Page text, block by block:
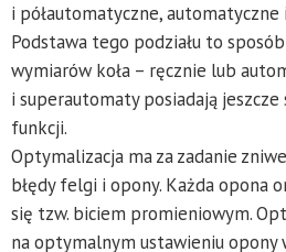
i półautomatyczne,
Podstawa tego podziału to
wymiarów koła – ręcznie lub
i superautomaty posiadają
funkcji.
Optymalizacja ma za zadanie
błędy felgi i opony. Każda opona
się tzw. biciem promieniowym.
na optymalnym ustawieniu